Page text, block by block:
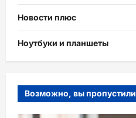
Новости плюс
Ноутбуки и планшеты
Возможно, вы пропустили